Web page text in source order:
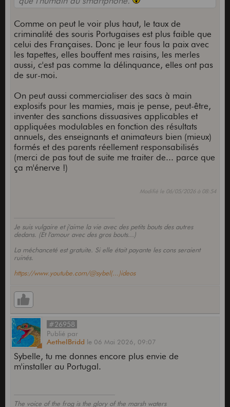
Comme on peut le voir plus haut, le taux de
criminalité des souris Portugaises est plus faible que
celui des Françaises. Donc je leur fous la paix avec
les tapettes, elles bouffent mes raisins, les merles
aussi, c'est pas comme la délinquance, elles ont pas
de sur-moi.
On peut aussi commercialiser des sacs à main
explosifs pour les mamies, mais je pense, peut-être,
inventer des sanctions dissuasives applicables et
appliquées modulables en fonction des résultats
annuels, des enseignants et animateurs bien (mieux)
formés et des parents réellement responsabilisés
(merci de pas tout de suite me traiter de... parce que
ça m'énerve !)
Modifié le 06/05/2026 à 08:54
Je suis vulgaire et j'aime la vie avec des petits bouts des autres
dedans. (Et l'amour avec des gros bouts...)
La méchanceté est gratuite. Si elle était payante les cons seraient
ruinés.
https://www.youtube.com/@sybel(...)ideos
#26958
Publié par
AethelBridd le 06 Mai 2026, 09:07
Sybelle, tu me donnes encore plus envie de
m'installer au Portugal.
The voice of the frog is the glory of the marsh waters